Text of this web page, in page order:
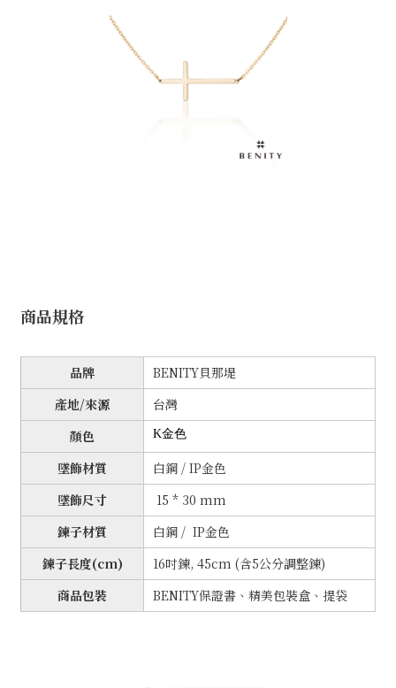
商品規格
品牌
BENITY貝那堤
產地/來源
台灣
顏色
K金色
墜飾材質
白鋼 / IP金色
墜飾尺寸
15 * 30 mm
鍊子材質
白鋼 / IP金色
鍊子長度(cm)
16吋鍊, 45cm (含5公分調整鍊)
商品包裝
BENITY保證書、精美包裝盒、提袋